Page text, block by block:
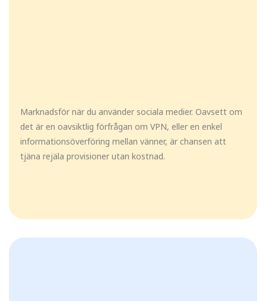
Marknadsför när du använder sociala medier. Oavsett om
det är en oavsiktlig förfrågan om VPN, eller en enkel
informationsöverföring mellan vänner, är chansen att
tjäna rejäla provisioner utan kostnad.